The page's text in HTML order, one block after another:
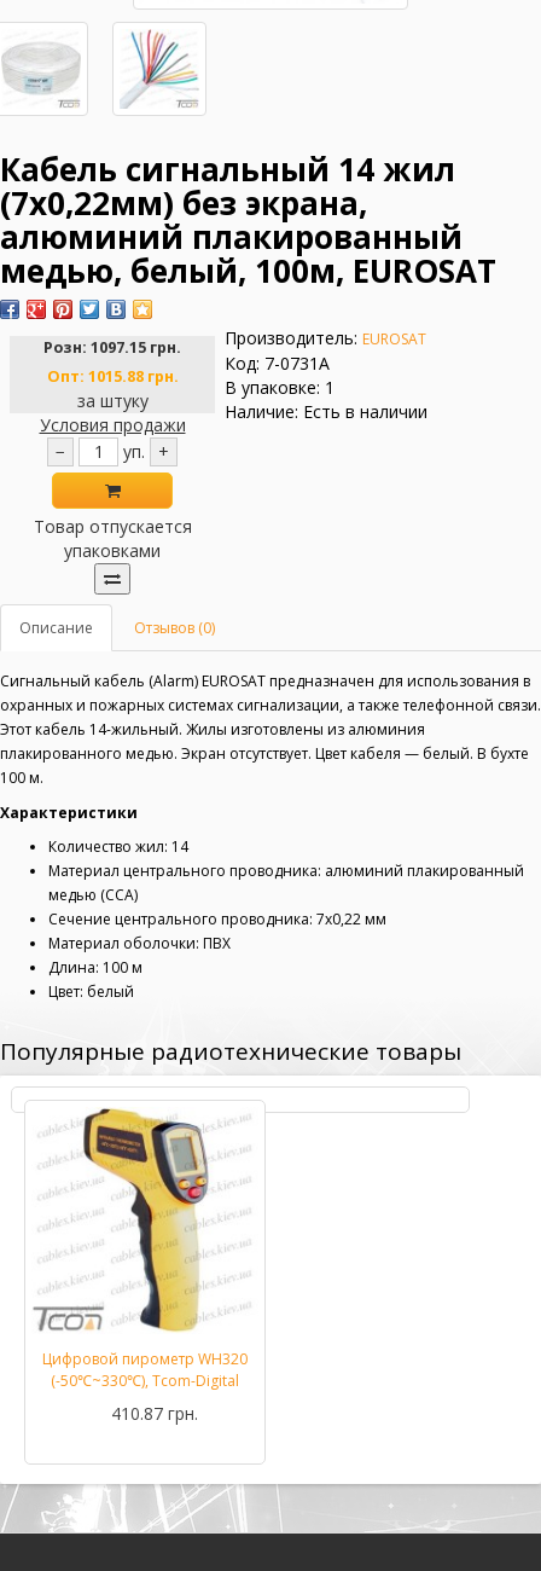
Кабель сигнальный 14 жил
(7x0,22мм) без экрана,
алюминий плакированный
медью, белый, 100м, EUROSAT
Розн: 1097.15 грн.
Опт: 1015.88 грн.
за штуку
Условия продажи
−
уп. +
Товар отпускается
упаковками
Производитель: EUROSAT
Код: 7-0731A
В упаковке: 1
Наличие: Есть в наличии
Описание Отзывов (0)
Сигнальный кабель (Alarm) EUROSAT предназначен для использования в
охранных и пожарных системах сигнализации, а также телефонной связи.
Этот кабель 14-жильный. Жилы изготовлены из алюминия
плакированного медью. Экран отсутствует. Цвет кабеля — белый. В бухте
100 м.
Характеристики
Количество жил: 14
Материал центрального проводника: алюминий плакированный
медью (CCA)
Сечение центрального проводника: 7х0,22 мм
Материал оболочки: ПВХ
Длина: 100 м
Цвет: белый
Популярные радиотехнические товары
Цифровой пирометр WH320
(-50℃~330℃), Tcom-Digital
410.87 грн.